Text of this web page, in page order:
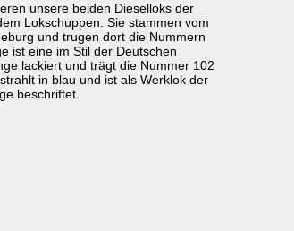
unsere beiden Dieselloks der
Lokschuppen. Sie stammen vom
und trugen dort die Nummern
ist eine im Stil der Deutschen
lackiert und trägt die Nummer 102
in blau und ist als Werklok der
beschriftet.